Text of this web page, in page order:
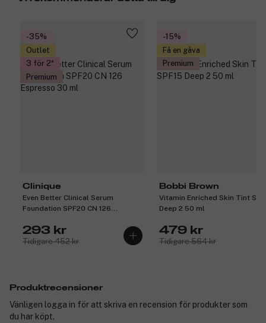
-35%
Outlet
3 för 2
Premium
Clinique
Even Better Clinical Serum
Foundation SPF20 CN 126
293 kr
Tidigare 452 kr
-15%
Få en gåva
Premium
Bobbi Brown
Vitamin Enriched Skin Tint
Deep 2 50 ml
479 kr
Tidigare 564 kr
Produktrecensioner
Vänligen logga in för att skriva en recension för produkter som
du har köpt.